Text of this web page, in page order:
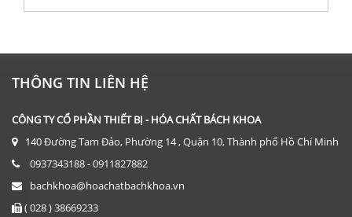
Giá: Liên hệ
THÔNG TIN LIÊN HỆ
CÔNG TY CỔ PHẦN THIẾT BỊ - HÓA CHẤT BÁCH KHOA
140 Đường Tam Đảo, Phường 14 , Quận 10, Thành phố Hồ Chí Minh
0937343188 - 0911827882
bachkhoa@hoachatbachkhoa.vn
( 028 ) 38669233